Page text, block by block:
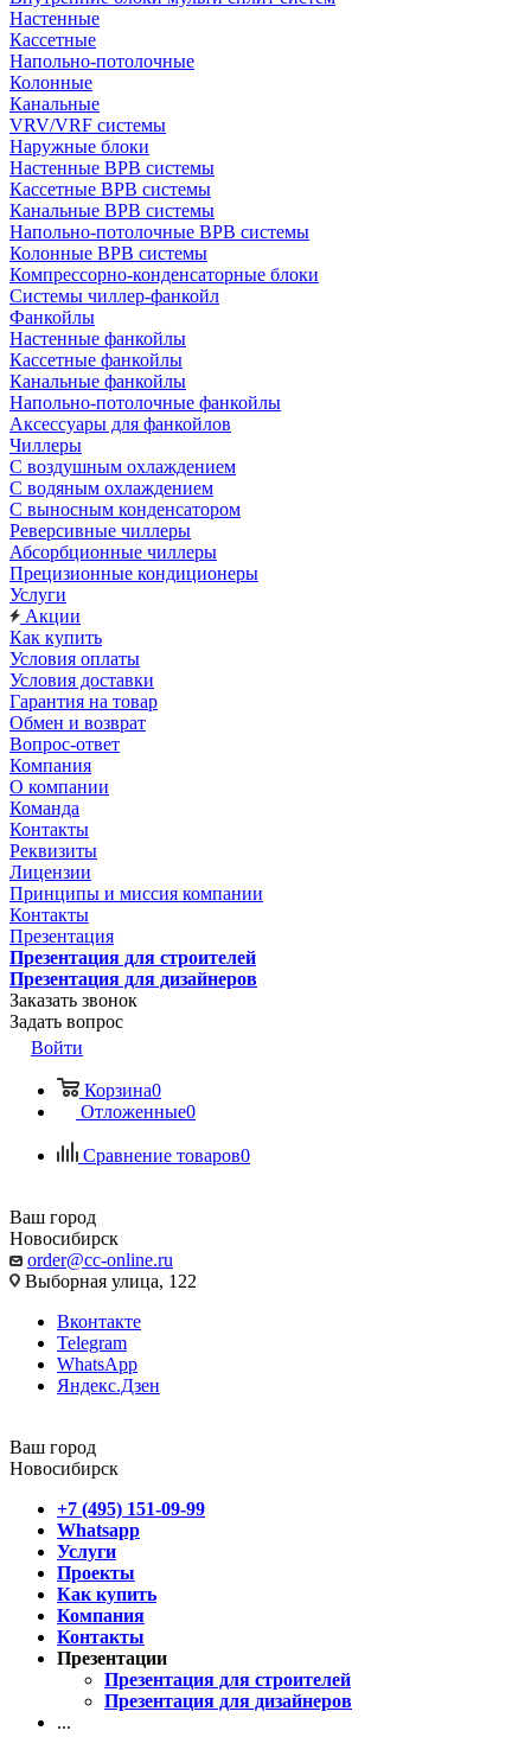
Настенные
Кассетные
Напольно-потолочные
Колонные
Канальные
VRV/VRF системы
Наружные блоки
Настенные ВРВ системы
Кассетные ВРВ системы
Канальные ВРВ системы
Напольно-потолочные ВРВ системы
Колонные ВРВ системы
Компрессорно-конденсаторные блоки
Системы чиллер-фанкойл
Фанкойлы
Настенные фанкойлы
Кассетные фанкойлы
Канальные фанкойлы
Напольно-потолочные фанкойлы
Аксессуары для фанкойлов
Чиллеры
С воздушным охлаждением
С водяным охлаждением
С выносным конденсатором
Реверсивные чиллеры
Абсорбционные чиллеры
Прецизионные кондиционеры
Услуги
Акции
Как купить
Условия оплаты
Условия доставки
Гарантия на товар
Обмен и возврат
Вопрос-ответ
Компания
О компании
Команда
Контакты
Реквизиты
Лицензии
Принципы и миссия компании
Контакты
Презентация
Презентация для строителей
Презентация для дизайнеров
Заказать звонок
Задать вопрос
Войти
Корзина0
Отложенные0
Сравнение товаров0
Ваш город
Новосибирск
order@cc-online.ru
Выборная улица, 122
Вконтакте
Telegram
WhatsApp
Яндекс.Дзен
Ваш город
Новосибирск
+7 (495) 151-09-99
Whatsapp
Услуги
Проекты
Как купить
Компания
Контакты
Презентации
Презентация для строителей
Презентация для дизайнеров
...